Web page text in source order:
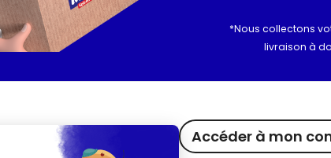
Bienvenue chez Maximo
Nos engagements
*Nous collectons
livraison à
Accéder à mon